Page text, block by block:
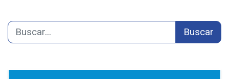
Buscar